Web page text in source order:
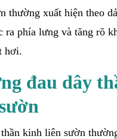
thường xuất hiện theo
ra phía lưng và tăng rõ
hơi.
đau dây
kinh liên sườn